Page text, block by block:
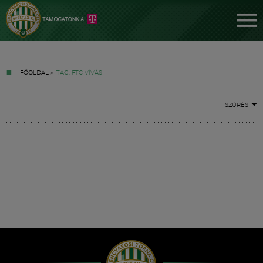
FŐOLDAL » TAG: FTC VÍVÁS
SZŰRÉS
Hírek